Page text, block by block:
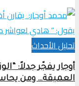
تحلیل الأحداث
أوجار يفجّر جدلاً:
العميقة… ومن